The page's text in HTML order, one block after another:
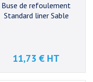
Buse de refoulement
Standard liner Sable
Prix
11,73 € HT